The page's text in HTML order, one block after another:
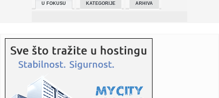
10:00: DISKUSIONI PANEL: Sloboda kao idol i kao dar
09:53:NOVINAR GA „PECNUO“, JOKIĆ UZVRATIO OSMEHOM:
„Zaista je sm...
09:52:Voda i snijeg obustavili i usporili saobraćaj na više dionica
U FOKUSU KATEGORIJE ARHIVA